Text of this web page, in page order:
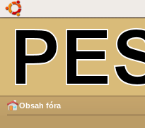
Obsah fóra